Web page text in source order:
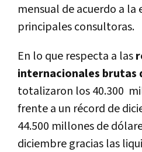
mensual de acuerdo a la
principales consultoras.
En lo que respecta a las
internacionales brutas
totalizaron los 40.300
frente a un récord de
44.500 millones de
diciembre gracias las